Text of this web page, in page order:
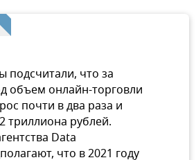
подсчитали, что за
объем онлайн-торговли
почти в два раза и
триллиона рублей.
Data
что в 2021 году